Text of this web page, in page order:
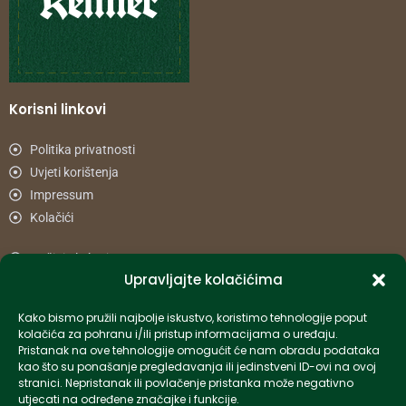
Upravljajte kolačićima
Kako bismo pružili najbolje iskustvo, koristimo tehnologije poput
kolačića za pohranu i/ili pristup informacijama o uređaju.
Pristanak na ove tehnologije omogućit će nam obradu podataka
kao što su ponašanje pregledavanja ili jedinstveni ID-ovi na ovoj
stranici. Nepristanak ili povlačenje pristanka može negativno
utjecati na određene značajke i funkcije.
Korisni linkovi
Politika privatnosti
Uvjeti korištenja
Impressum
Kolačići
Načini plaćanja
Informacije
info-hr@kettner.com